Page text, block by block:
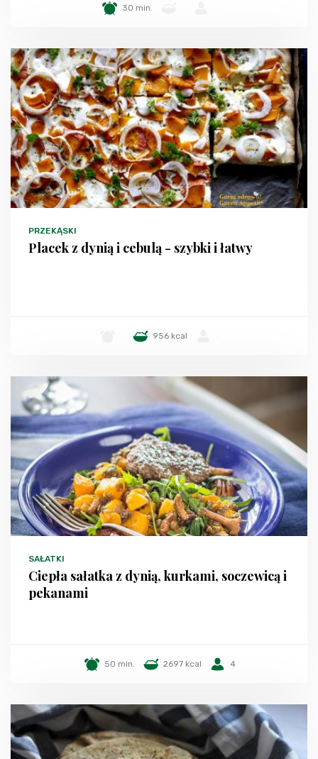
30 min.
PRZEKĄSKI
Placek z dynią i cebulą - szybki i łatwy
956 kcal
SAŁATKI
Ciepła sałatka z dynią, kurkami, soczewicą i
pekanami
50 min. 2697 kcal 4